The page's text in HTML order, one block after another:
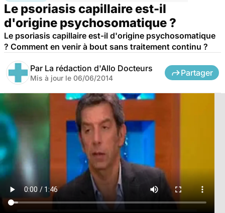
Le psoriasis capillaire est-il
d'origine psychosomatique ?
Le psoriasis capillaire est-il d'origine psychosomatique
? Comment en venir à bout sans traitement continu ?
Par La rédaction d'Allo Docteurs
Mis à jour le 06/06/2014
Partager